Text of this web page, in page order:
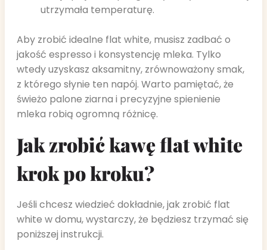
utrzymała temperaturę.
Aby zrobić idealne flat white, musisz zadbać o
jakość espresso i konsystencję mleka. Tylko
wtedy uzyskasz aksamitny, zrównoważony smak,
z którego słynie ten napój. Warto pamiętać, że
świeżo palone ziarna i precyzyjne spienienie
mleka robią ogromną różnicę.
Jak zrobić kawę flat white
krok po kroku?
Jeśli chcesz wiedzieć dokładnie, jak zrobić flat
white w domu, wystarczy, że będziesz trzymać się
poniższej instrukcji.